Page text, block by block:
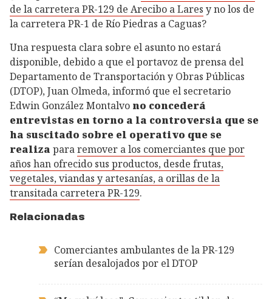
de la carretera PR-129 de Arecibo a Lares y no los de
la carretera PR-1 de Río Piedras a Caguas?
Una respuesta clara sobre el asunto no estará
disponible, debido a que el portavoz de prensa del
Departamento de Transportación y Obras Públicas
(DTOP), Juan Olmeda, informó que el secretario
Edwin González Montalvo no concederá
entrevistas en torno a la controversia que se
ha suscitado sobre el operativo que se
realiza pararemover a los comerciantes que por
años han ofrecido sus productos, desde frutas,
vegetales, viandas y artesanías, a orillas de la
transitada carretera PR-129.
Relacionadas
Comerciantes ambulantes de la PR-129
serían desalojados por el DTOP